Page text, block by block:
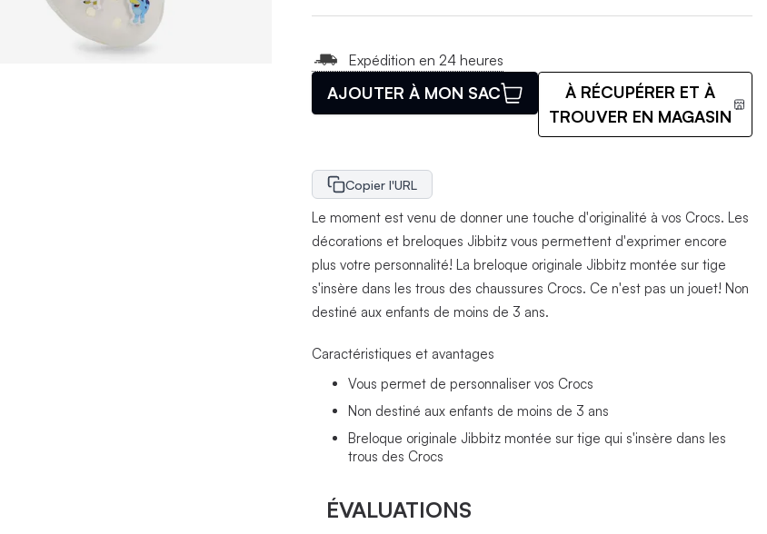
Expédition en 24 heures
AJOUTER À MON SAC
À RÉCUPÉRER ET À
TROUVER EN MAGASIN
Copier l'URL
Le moment est venu de donner une touche d'originalité à vos Crocs. Les
décorations et breloques Jibbitz vous permettent d'exprimer encore
plus votre personnalité! La breloque originale Jibbitz montée sur tige
s'insère dans les trous des chaussures Crocs. Ce n'est pas un jouet! Non
destiné aux enfants de moins de 3 ans.
Caractéristiques et avantages
Vous permet de personnaliser vos Crocs
Non destiné aux enfants de moins de 3 ans
Breloque originale Jibbitz montée sur tige qui s'insère dans les
trous des Crocs
ÉVALUATIONS